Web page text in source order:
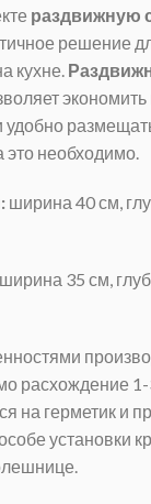
раздвижную
решение
кухне.
удобно
это необходимо.
ширина 40 см,
ширина 35 см,
расхождение
на герметик и
установки